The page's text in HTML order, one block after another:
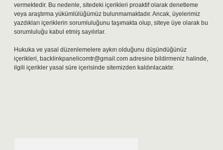
vermektedir. Bu nedenle, sitedeki içerikleri proaktif olarak denetleme
veya araştırma yükümlülüğümüz bulunmamaktadır. Ancak, üyelerimiz
yazdıkları içeriklerin sorumluluğunu taşımakta olup, siteye üye olarak bu
sorumluluğu kabul etmiş sayılırlar.
Hukuka ve yasal düzenlemelere aykırı olduğunu düşündüğünüz
içerikleri, backlinkpanelicomtr@gmail.com adresine bildirmeniz halinde,
ilgili içerikler yasal süre içerisinde sitemizden kaldırılacaktır.